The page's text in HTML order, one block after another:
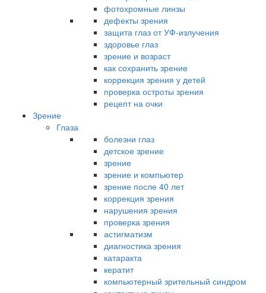
фотохромные линзы
дефекты зрения
защита глаз от УФ-излучения
здоровье глаз
зрение и возраст
как сохранить зрение
коррекция зрения у детей
проверка остроты зрения
рецепт на очки
Зрение
Глаза
болезни глаз
детское зрение
зрение
зрение и компьютер
зрение после 40 лет
коррекция зрения
нарушения зрения
проверка зрения
астигматизм
диагностика зрения
катаракта
кератит
компьютерный зрительный синдром